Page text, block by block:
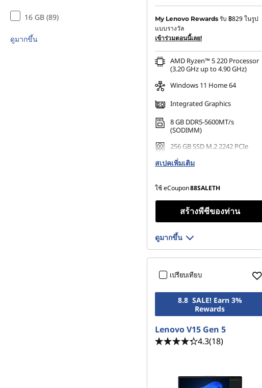
16 GB (89)
ดูมากขึ้น
ประหยัดทันที : -฿18,184.94
การประหยัด eCoupon :
My Lenovo Rewards รับ ฿829ในรูป
แบบรางวัล
เข้าร่วมตอนนี้เลย!
AMD Ryzen™ 5 220 Processor
(3.20 GHz up to 4.90 GHz)
Windows 11 Home 64
Integrated Graphics
8 GB DDR5-5600MT/s
(SODIMM)
256 GB SSD M.2 2242 PCIe
สเปคเพิ่มเติม
ใช้ eCoupon88SALETH
สร้างพีซีของท่าน
ดูมากขึ้น
เปรียบเทียบ
8.8 SALE! Earn 3%
Rewards
Lenovo V15 Gen 5
4.3(18)